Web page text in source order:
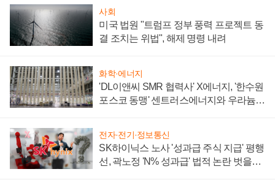
사회
미국 법원 "트럼프 정부 풍력 프로젝트 동
결 조치는 위법", 해제 명령 내려
화학·에너지
'DL이앤씨 SMR 협력사' X에너지, '한수원
포스코 동맹' 센트러스에너지와 우라늄
전자·전기·정보통신
SK하이닉스 노사 '성과급 주식 지급' 평행
선, 곽노정 'N% 성과급' 법적 논란 벗을지